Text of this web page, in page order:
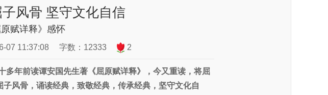
风骨 坚守文化自信
赋详释》感怀
07 11:37:08 字数：12333 2
年前读谭安国先生著《屈原赋详释》，今又重读，将屈
风骨，诵读经典，致敬经典，传承经典，坚守文化自